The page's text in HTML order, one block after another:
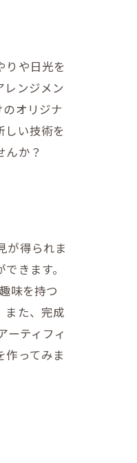
りや日光を
ンジメン
オリジナ
しい技術を
んか？
が得られま
きます。
味を持つ
また、完成
ーティフィ
ってみま